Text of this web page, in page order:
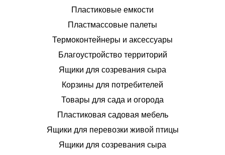
Пластиковые емкости
Пластмассовые палеты
Термоконтейнеры и аксессуары
Благоустройство территорий
Ящики для созревания сыра
Корзины для потребителей
Товары для сада и огорода
Пластиковая садовая мебель
Ящики для перевозки живой птицы
Ящики для созревания сыра